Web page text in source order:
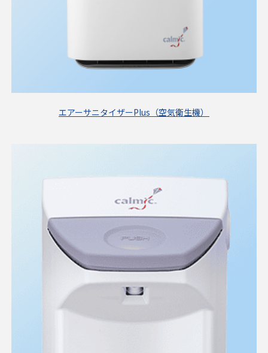
エアーサニタイザーPlus（空気衛生機）